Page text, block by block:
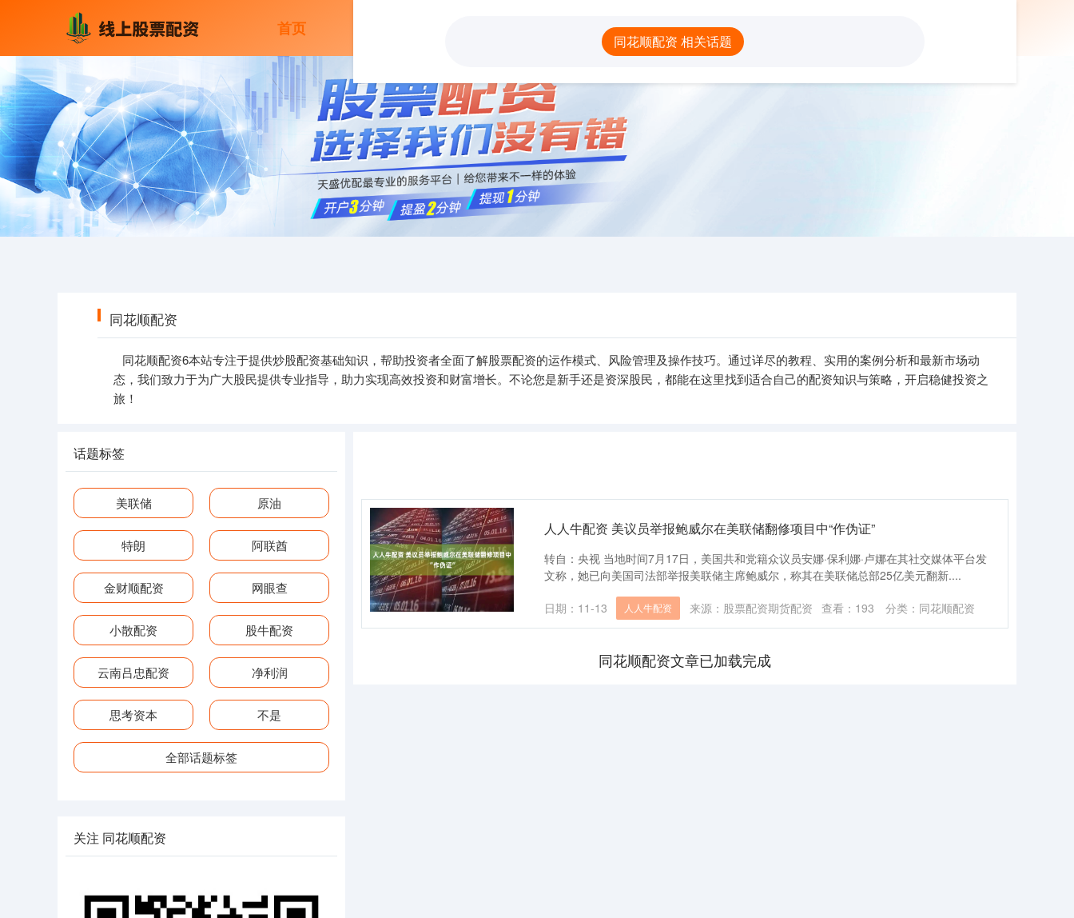
首页 线上杠杆炒股 炒股融资杠杆
同花顺配资
同花顺配资6本站专注于提供炒股配资基础知识，帮助投资者全面了解股票配资的运作模式、风险管理及操作技巧。通过详尽的教程、实用的案例分析和最新市场动
态，我们致力于为广大股民提供专业指导，助力实现高效投资和财富增长。不论您是新手还是资深股民，都能在这里找到适合自己的配资知识与策略，开启稳健投资之
旅！
同花顺配资 相关话题
人人牛配资 美议员举报鲍威尔在美联储翻修项目中“作伪证”
转自：央视 当地时间7月17日，美国共和党籍众议员安娜·保利娜·卢娜在其社交媒体平台发
文称，她已向美国司法部举报美联储主席鲍威尔，称其在美联储总部25亿美元翻新....
日期：11-13 人人牛配资 来源：股票配资期货配资 查看： 193 分类： 同花顺配资
同花顺配资文章已加载完成
话题标签
美联储 原油
特朗 阿联酋
金财顺配资 网眼查
小散配资 股牛配资
云南吕忠配资 净利润
思考资本 不是
全部话题标签
关注 同花顺配资